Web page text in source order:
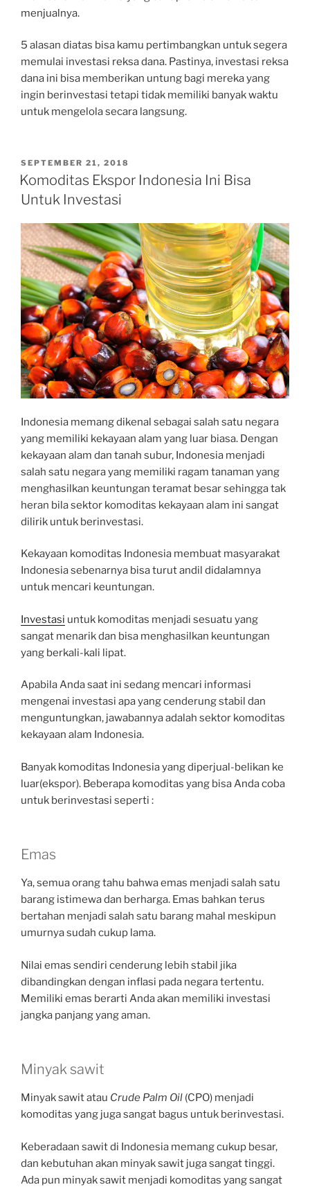
menjualnya.
5 alasan diatas bisa kamu pertimbangkan untuk segera
memulai investasi reksa dana. Pastinya, investasi reksa
dana ini bisa memberikan untung bagi mereka yang
ingin berinvestasi tetapi tidak memiliki banyak waktu
untuk mengelola secara langsung.
POSTED
ON
SEPTEMBER 21, 2018
Komoditas Ekspor Indonesia Ini Bisa
Untuk Investasi
Indonesia memang dikenal sebagai salah satu negara
yang memiliki kekayaan alam yang luar biasa. Dengan
kekayaan alam dan tanah subur, Indonesia menjadi
salah satu negara yang memiliki ragam tanaman yang
menghasilkan keuntungan teramat besar sehingga tak
heran bila sektor komoditas kekayaan alam ini sangat
dilirik untuk berinvestasi.
Kekayaan komoditas Indonesia membuat masyarakat
Indonesia sebenarnya bisa turut andil didalamnya
untuk mencari keuntungan.
Investasi untuk komoditas menjadi sesuatu yang
sangat menarik dan bisa menghasilkan keuntungan
yang berkali-kali lipat.
Apabila Anda saat ini sedang mencari informasi
mengenai investasi apa yang cenderung stabil dan
menguntungkan, jawabannya adalah sektor komoditas
kekayaan alam Indonesia.
Banyak komoditas Indonesia yang diperjual-belikan ke
luar(ekspor). Beberapa komoditas yang bisa Anda coba
untuk berinvestasi seperti :
Emas
Ya, semua orang tahu bahwa emas menjadi salah satu
barang istimewa dan berharga. Emas bahkan terus
bertahan menjadi salah satu barang mahal meskipun
umurnya sudah cukup lama.
Nilai emas sendiri cenderung lebih stabil jika
dibandingkan dengan inflasi pada negara tertentu.
Memiliki emas berarti Anda akan memiliki investasi
jangka panjang yang aman.
Minyak sawit
Minyak sawit atau Crude Palm Oil (CPO) menjadi
komoditas yang juga sangat bagus untuk berinvestasi.
Keberadaan sawit di Indonesia memang cukup besar,
dan kebutuhan akan minyak sawit juga sangat tinggi.
Ada pun minyak sawit menjadi komoditas yang sangat